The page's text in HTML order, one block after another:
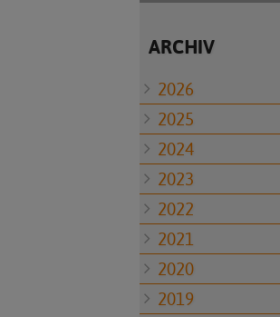
ARCHIV
2026
2025
2024
2023
2022
2021
2020
2019